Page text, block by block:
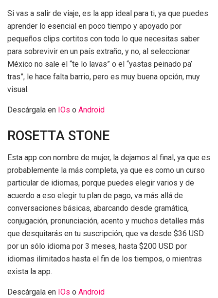
Si vas a salir de viaje, es la app ideal para ti, ya que puedes
aprender lo esencial en poco tiempo y apoyado por
pequeños clips cortitos con todo lo que necesitas saber
para sobrevivir en un país extraño, y no, al seleccionar
México no sale el “te lo lavas” o el “yastas peinado pa’
tras”, le hace falta barrio, pero es muy buena opción, muy
visual.
Descárgala en IOs o Android
ROSETTA STONE
Esta app con nombre de mujer, la dejamos al final, ya que es
probablemente la más completa, ya que es como un curso
particular de idiomas, porque puedes elegir varios y de
acuerdo a eso elegir tu plan de pago, va más allá de
conversaciones básicas, abarcando desde gramática,
conjugación, pronunciación, acento y muchos detalles más
que desquitarás en tu suscripción, que va desde $36 USD
por un sólo idioma por 3 meses, hasta $200 USD por
idiomas ilimitados hasta el fin de los tiempos, o mientras
exista la app.
Descárgala en IOs o Android